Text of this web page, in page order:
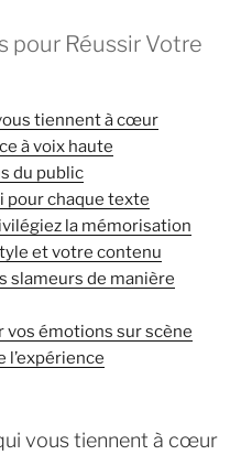
pour Réussir Votre
tiennent à cœur
à voix haute
du public
pour chaque texte
la mémorisation
et votre contenu
slameurs de manière
vos émotions sur scène
l’expérience
vous tiennent à cœur